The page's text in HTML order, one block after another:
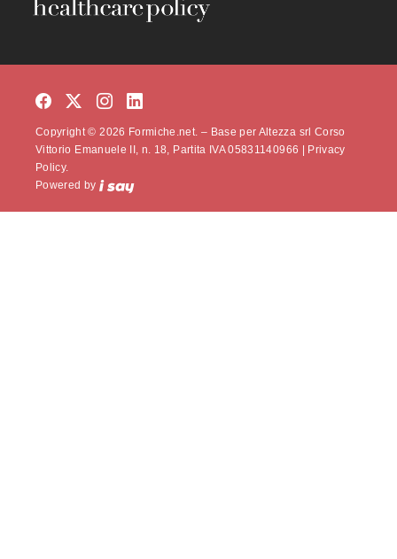
Copyright © 2026 Formiche.net. – Base per Altezza srl Corso
Vittorio Emanuele II, n. 18, Partita IVA 05831140966 |
Privacy
Policy.
Powered by